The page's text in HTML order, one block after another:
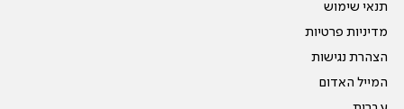
תנאי שימוש
מדיניות פרטיות
הצהרת נגישות
המייל האדום